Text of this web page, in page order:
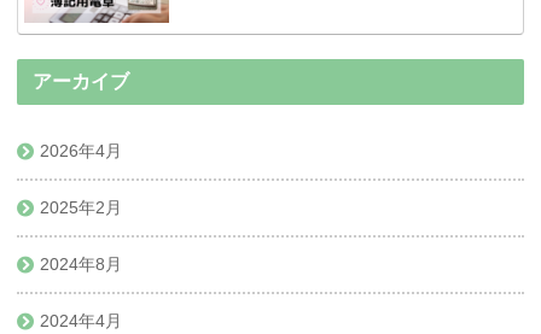
アーカイブ
2026年4月
2025年2月
2024年8月
2024年4月